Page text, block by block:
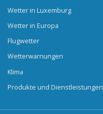
Wetter in Luxemburg
Wetter in Europa
Flugwetter
Wetterwarnungen
Klima
Produkte und Dienstleistungen